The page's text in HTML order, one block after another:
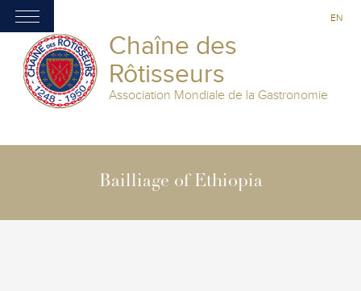
Chaîne des
Rôtisseurs
Association Mondiale de la Gastronomie
EN
Bailliage of Ethiopia